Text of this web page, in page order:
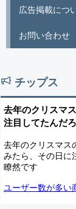
広告掲載につ
お問い合わせ
チップス
去年のクリスマ
注目してたんだ
去年のクリスマス
みたら、その日に
瞭然です
ユーザー数が多い